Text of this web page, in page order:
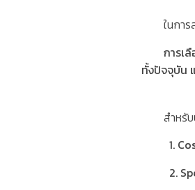
ในการลง
การเลือ
ทั้งปัจจุบัน
สำหรับป
1.
2.